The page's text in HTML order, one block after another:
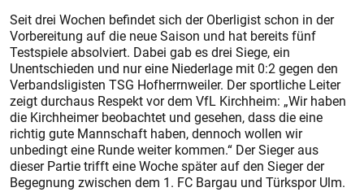
Seit drei Wochen befindet sich der Oberligist schon in der
Vorbereitung auf die neue Saison und hat bereits fünf
Testspiele absolviert. Dabei gab es drei Siege, ein
Unentschieden und nur eine Niederlage mit 0:2 gegen den
Verbandsligisten TSG Hofherrn­weiler. Der sportliche Leiter
zeigt durchaus Respekt vor dem VfL Kirchheim: „Wir haben
die Kirchheimer beob­achtet und gesehen, dass die eine
richtig gute Mannschaft haben, dennoch wollen wir
unbedingt eine Runde weiter kommen.“ Der Sieger aus
dieser Partie trifft eine Woche später auf den Sieger der
Begegnung zwischen dem 1. FC Bargau und Türkspor Ulm.